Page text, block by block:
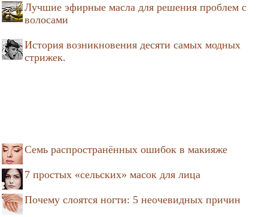
Лучшие эфирные масла для решения проблем с
волосами
История возникновения десяти самых модных
стрижек.
Семь распространённых ошибок в макияже
7 простых «сельских» масок для лица
Почему слоятся ногти: 5 неочевидных причин